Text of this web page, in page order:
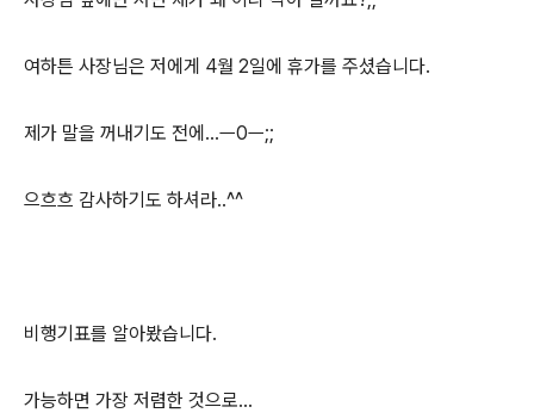
여하튼 사장님은 저에게 4월 2일에 휴가를 주셨습니다.
제가 말을 꺼내기도 전에...ㅡ0ㅡ;;
으흐흐 감사하기도 하셔라..^^
비행기표를 알아봤습니다.
가능하면 가장 저렴한 것으로...